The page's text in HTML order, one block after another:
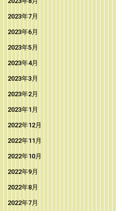
2023年7月
2023年6月
2023年5月
2023年4月
2023年3月
2023年2月
2023年1月
2022年12月
2022年11月
2022年10月
2022年9月
2022年8月
2022年7月